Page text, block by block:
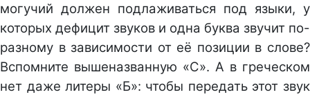
могучий должен подлаживаться под языки, у
которых дефицит звуков и одна буква звучит по-
разному в зависимости от её позиции в слове?
Вспомните вышеназванную «С». А в греческом
нет даже литеры «Б»: чтобы передать этот звук